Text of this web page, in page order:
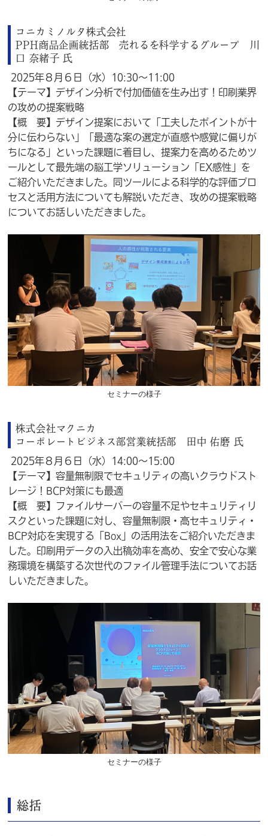
コニカミノルタ株式会社
PPH商品企画統括部 売れるを科学するグループ 川
口 奈緒子 氏
2025年８月６日（水）10:30～11:00
【テーマ】デザイン分析で付加価値を生み出す！印刷業界
の攻めの提案戦略
【概 要】デザイン提案において「工夫したポイントが十
分に伝わらない」「最適な案の選定が直感や感覚に偏りが
ちになる」といった課題に着目し、提案力を高めるためツ
ールとして最先端の脳工学ソリューション「EX感性」を
ご紹介いただきました。同ツールによる科学的な評価プロ
セスと活用方法についても解説いただき、攻めの提案戦略
についてお話しいただきました。
セミナーの様子
株式会社マクニカ
コーポレートビジネス部営業統括部 田中 佑磨 氏
2025年８月６日（水）14:00～15:00
【テーマ】容量無制限でセキュリティの高いクラウドスト
レージ！BCP対策にも最適
【概 要】ファイルサーバーの容量不足やセキュリティリ
スクといった課題に対し、容量無制限・高セキュリティ・
BCP対応を実現する「Box」の活用法をご紹介いただきま
した。印刷用データの入出稿効率を高め、安全で安心な業
務環境を構築する次世代のファイル管理手法についてお話
しいただきました。
セミナーの様子
総括